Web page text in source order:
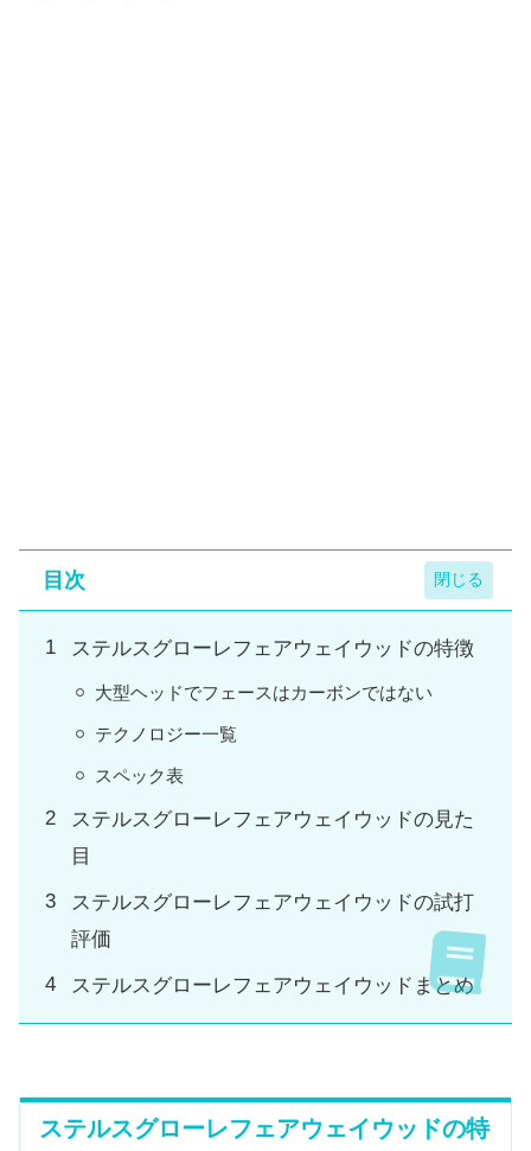
目次
ステルスグローレフェアウェイウッドの特徴
大型ヘッドでフェースはカーボンではない
テクノロジー一覧
スペック表
ステルスグローレフェアウェイウッドの見た
目
ステルスグローレフェアウェイウッドの試打
評価
ステルスグローレフェアウェイウッドまとめ
ステルスグローレフェアウェイウッドの特